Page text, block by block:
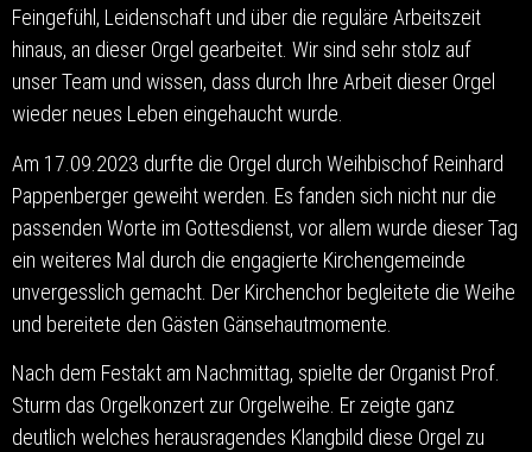
Feingefühl, Leidenschaft und über die reguläre Arbeitszeit
hinaus, an dieser Orgel gearbeitet. Wir sind sehr stolz auf
unser Team und wissen, dass durch Ihre Arbeit dieser Orgel
wieder neues Leben eingehaucht wurde.
Am 17.09.2023 durfte die Orgel durch Weihbischof Reinhard
Pappenberger geweiht werden. Es fanden sich nicht nur die
passenden Worte im Gottesdienst, vor allem wurde dieser Tag
ein weiteres Mal durch die engagierte Kirchengemeinde
unvergesslich gemacht. Der Kirchenchor begleitete die Weihe
und bereitete den Gästen Gänsehautmomente.
Nach dem Festakt am Nachmittag, spielte der Organist Prof.
Sturm das Orgelkonzert zur Orgelweihe. Er zeigte ganz
deutlich welches herausragendes Klangbild diese Orgel zu